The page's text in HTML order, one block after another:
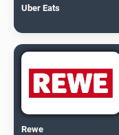
Uber Eats
Rewe